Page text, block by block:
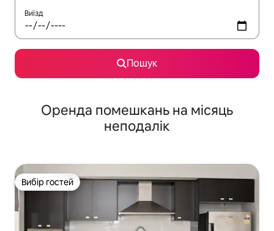
Виїзд
Пошук
Оренда помешкань на місяць
неподалік
Вибір гостей
Вибір гостей